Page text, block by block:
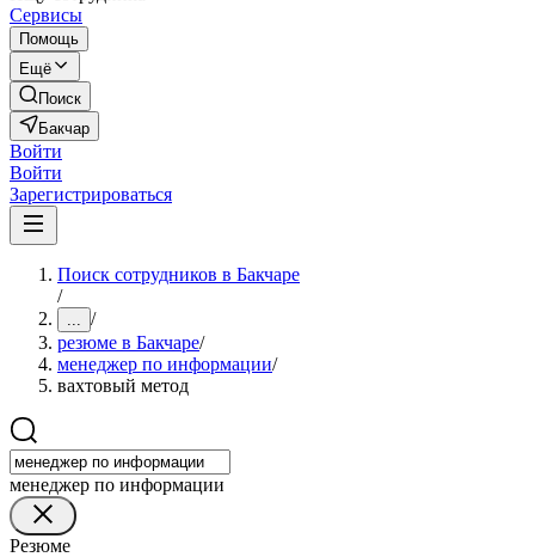
Сервисы
Помощь
Ещё
Поиск
Бакчар
Войти
Войти
Зарегистрироваться
Поиск сотрудников в Бакчаре
/
... /
резюме в Бакчаре/
менеджер по информации/
вахтовый метод
менеджер по информации
Резюме